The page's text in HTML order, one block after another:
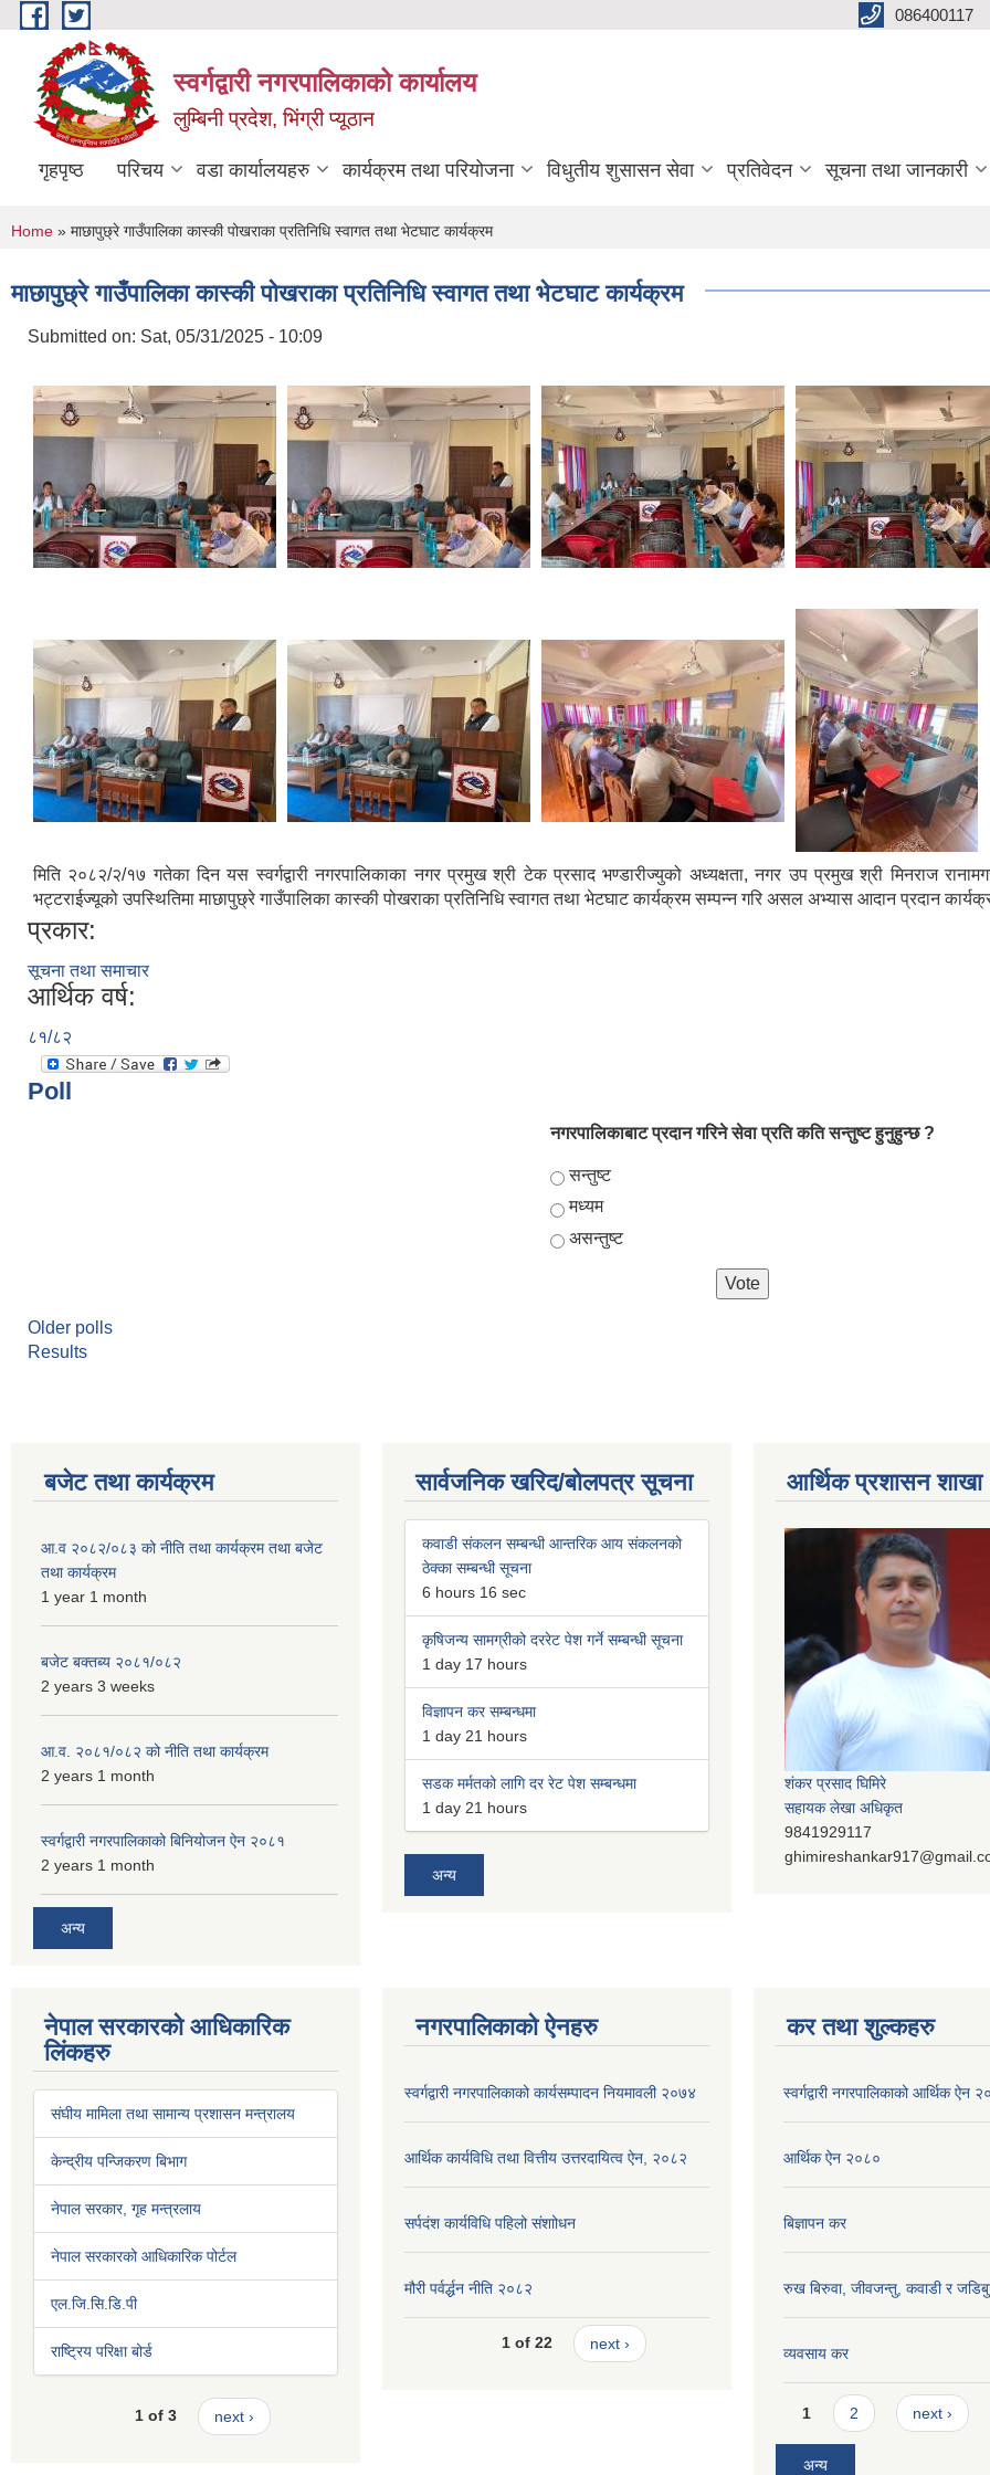
Skip to main content 086400117
स्वर्गद्वारी नगरपालिकाको कार्यालय
लुम्बिनी प्रदेश, भिंग्री प्यूठान
गृहपृष्ठ परिचय वडा कार्यालयहरु कार्यक्रम तथा परियोजना विधुतीय शुसासन सेवा प्रतिवेदन सूचना तथा जानकारी
You are here
Home » माछापुछ्रे गाउँपालिका कास्की पोखराका प्रतिनिधि स्वागत तथा भेटघाट कार्यक्रम
माछापुछ्रे गाउँपालिका कास्की पोखराका प्रतिनिधि स्वागत तथा भेटघाट कार्यक्रम
Submitted on: Sat, 05/31/2025 - 10:09
मिति २०८२/२/१७ गतेका दिन यस स्वर्गद्वारी नगरपालिकाका नगर प्रमुख श्री टेक प्रसाद भण्डारीज्युको अध्यक्षता, नगर उप प्रमुख श्री मिनराज
भट्टराईज्यूको उपस्थितिमा माछापुछ्रे गाउँपालिका कास्की पोखराका प्रतिनिधि स्वागत तथा भेटघाट कार्यक्रम सम्पन्न गरि असल अभ्यास आदान प्रदान
प्रकार:
सूचना तथा समाचार
आर्थिक वर्ष:
८१/८२
Poll
नगरपालिकाबाट प्रदान गरिने सेवा प्रति कति सन्तुष्ट हुनुहुन्छ ?
Choices
सन्तुष्ट
मध्यम
असन्तुष्ट
Older polls
Results
बजेट तथा कार्यक्रम
आ.व २०८२/०८३ को नीति तथा कार्यक्रम तथा बजेट
तथा कार्यक्रम
1 year 1 month
बजेट बक्तब्य २०८१/०८२
2 years 3 weeks
आ.व. २०८१/०८२ को नीति तथा कार्यक्रम
2 years 1 month
स्वर्गद्वारी नगरपालिकाको बिनियोजन ऐन २०८१
2 years 1 month
अन्य
सार्वजनिक खरिद/बोलपत्र सूचना
कवाडी संकलन सम्बन्धी आन्तरिक आय संकलनको
ठेक्का सम्बन्धी सूचना
6 hours 16 sec
कृषिजन्य सामग्रीको दररेट पेश गर्ने सम्बन्धी सूचना
1 day 17 hours
विज्ञापन कर सम्बन्धमा
1 day 21 hours
सडक मर्मतको लागि दर रेट पेश सम्बन्धमा
1 day 21 hours
अन्य
आर्थिक प्रशासन शाखा
शंकर प्रसाद घिमिरे
सहायक लेखा अधिकृत
9841929117
नेपाल सरकारको आधिकारिक
लिंकहरु
संघीय मामिला तथा सामान्य प्रशासन मन्त्रालय
केन्द्रीय पन्जिकरण बिभाग
नेपाल सरकार, गृह मन्त्रलाय
नेपाल सरकारको आधिकारिक पोर्टल
एल.जि.सि.डि.पी
राष्ट्रिय परिक्षा बोर्ड
1 of 3 next ›
नगरपालिकाको ऐनहरु
स्वर्गद्वारी नगरपालिकाको कार्यसम्पादन नियमावली २०७४
आर्थिक कार्यविधि तथा वित्तीय उत्तरदायित्व ऐन, २०८२
सर्पदंश कार्यविधि पहिलो संशाोधन
मौरी पर्वर्द्धन नीति २०८२
1 of 22 next ›
कर तथा शुल्कहरु
स्वर्गद्वारी नगरपालिकाको आर्थिक ऐन
आर्थिक ऐन २०८०
बिज्ञापन कर
रुख बिरुवा, जीवजन्तु, कवाडी र
व्यवसाय कर
Pages
1 2 next ›
अन्य